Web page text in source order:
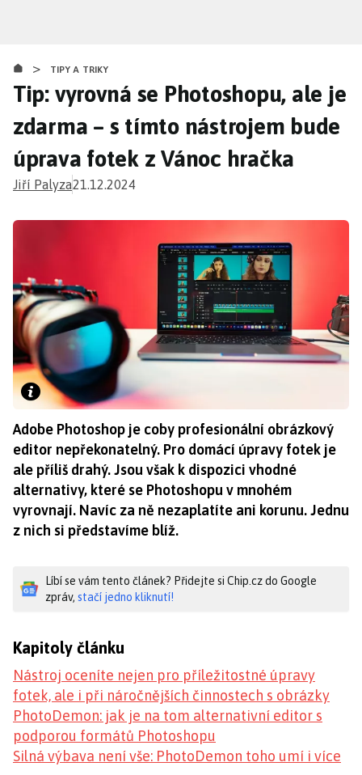
obsahu
> TIPY A TRIKY
Tip: vyrovná se Photoshopu, ale je
zdarma – s tímto nástrojem bude
úprava fotek z Vánoc hračka
Jiří Palyza21.12.2024
Adobe Photoshop je coby profesionální obrázkový
editor nepřekonatelný. Pro domácí úpravy fotek je
ale příliš drahý. Jsou však k dispozici vhodné
alternativy, které se Photoshopu v mnohém
vyrovnají. Navíc za ně nezaplatíte ani korunu. Jednu
z nich si představíme blíž.
Líbí se vám tento článek? Přidejte si Chip.cz do Google
zpráv, stačí jedno kliknutí!
Kapitoly článku
Nástroj oceníte nejen pro příležitostné úpravy
fotek, ale i při náročnějších činnostech s obrázky
PhotoDemon: jak je na tom alternativní editor s
podporou formátů Photoshopu
Silná výbava není vše: PhotoDemon toho umí i více